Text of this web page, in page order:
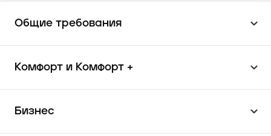
Общие требования
Комфорт и Комфорт +
Бизнес